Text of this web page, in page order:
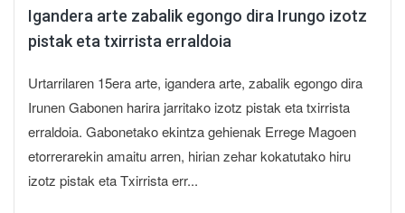
Igandera arte zabalik egongo dira Irungo izotz
pistak eta txirrista erraldoia
Urtarrilaren 15era arte, igandera arte, zabalik egongo dira
Irunen Gabonen harira jarritako izotz pistak eta txirrista
erraldoia. Gabonetako ekintza gehienak Errege Magoen
etorrerarekin amaitu arren, hirian zehar kokatutako hiru
izotz pistak eta Txirrista err...